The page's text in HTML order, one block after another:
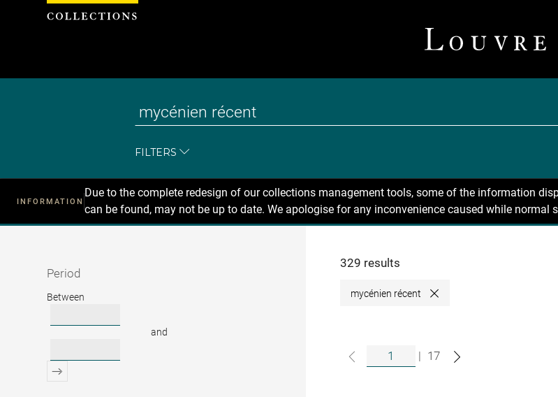
FILTERS
INFORMATION
Due to the complete redesign of our collections management tools, some of the information
can be found, may not be up to date. We apologise for any inconvenience caused while normal
Recherche
Period
Period
Between
and
329 results
mycénien récent Close
| 17
Cookies management panel